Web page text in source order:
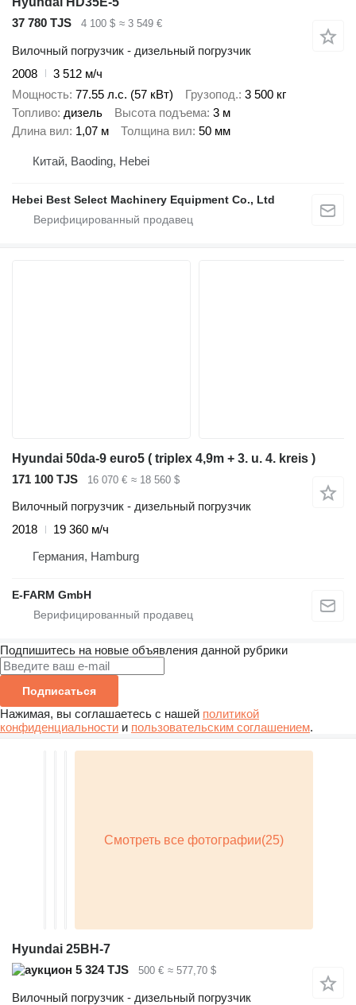
37 780 TJS
4 100 $ ≈ 3 549 €
Вилочный погрузчик - дизельный погрузчик
2008
3 512 м/ч
Мощность 77.55 л.с. (57 кВт) Грузопод. 3 500 кг
Топливо дизель Высота подъема 3 м
Длина вил 1,07 м Толщина вил 50 мм
Китай, Baoding, Hebei
Hebei Best Select Machinery Equipment Co., Ltd
Hyundai 50da-9 euro5 ( triplex 4,9m + 3. u. 4. kreis )
171 100 TJS
16 070 € ≈ 18 560 $
Вилочный погрузчик - дизельный погрузчик
2018
19 360 м/ч
Германия, Hamburg
E-FARM GmbH
Подпишитесь на новые объявления данной рубрики
Подписаться
Нажимая, вы соглашаетесь с нашей политикой
конфиденциальности и пользовательским соглашением.
Hyundai 25BH-7
5 324 TJS
500 € ≈ 577,70 $
Вилочный погрузчик - дизельный погрузчик